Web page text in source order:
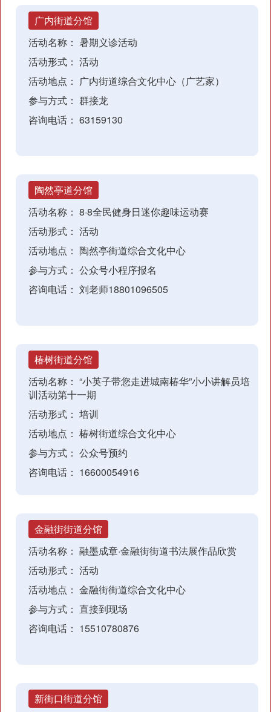
广内街道分馆
活动名称： 暑期义诊活动
活动形式： 活动
活动地点： 广内街道综合文化中心（广艺家）
参与方式： 群接龙
咨询电话： 63159130
陶然亭道分馆
活动名称： 8·8全民健身日迷你趣味运动赛
活动形式： 活动
活动地点： 陶然亭街道综合文化中心
参与方式： 公众号小程序报名
咨询电话： 刘老师18801096505
椿树街道分馆
活动名称： “小英子带您走进城南椿华”小小讲解员培
训活动第十一期
活动形式： 培训
活动地点： 椿树街道综合文化中心
参与方式： 公众号预约
咨询电话： 16600054916
金融街街道分馆
活动名称： 融墨成章·金融街街道书法展作品欣赏
活动形式： 活动
活动地点： 金融街街道综合文化中心
参与方式： 直接到现场
咨询电话： 15510780876
新街口街道分馆